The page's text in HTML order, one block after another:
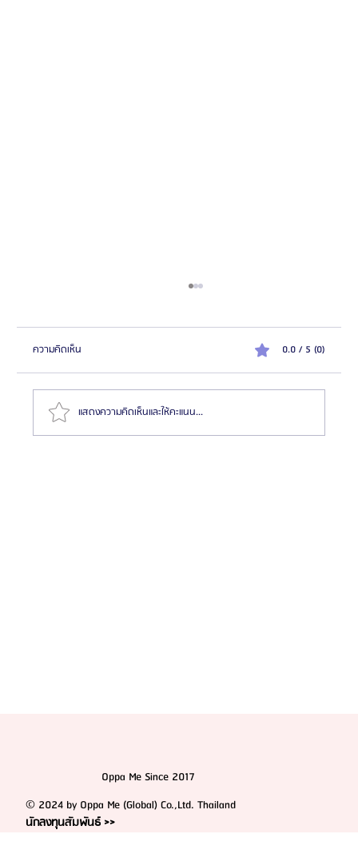
ความคิดเห็น 0.0 / 5 (0)
แสดงความคิดเห็นและให้คะแนน...
Oppa Me Since 2017
© 2024 by Oppa Me (Global) Co.,Ltd. Thailand
นักลงทุนสัมพันธ์ >>